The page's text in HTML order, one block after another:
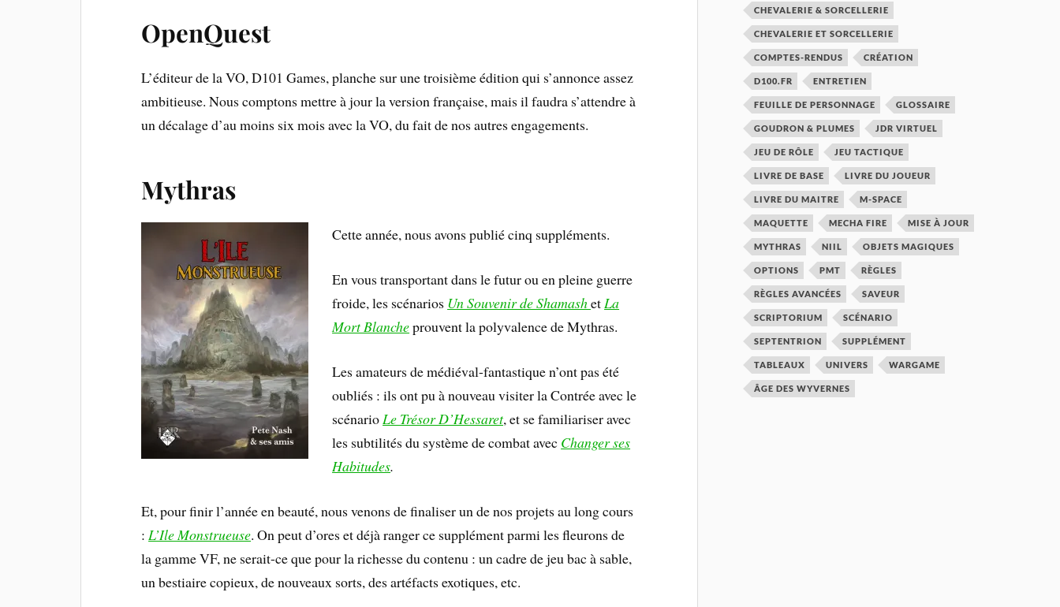
OpenQuest
L’éditeur de la VO, D101 Games, planche sur une troisième édition qui s’annonce assez
ambitieuse. Nous comptons mettre à jour la version française, mais il faudra s’attendre à
un décalage d’au moins six mois avec la VO, du fait de nos autres engagements.
Mythras
Cette année, nous avons publié cinq suppléments.
En vous transportant dans le futur ou en pleine guerre
froide, les scénarios Un Souvenir de ShamashetLa
Mort Blancheprouvent la polyvalence de Mythras.
Les amateurs de médiéval-fantastique n’ont pas été
oubliés : ils ont pu à nouveau visiter la Contrée avec le
scénarioLe Trésor D’Hessaret, et se familiariser avec
les subtilités du système de combat avec Changer ses
Habitudes.
Et, pour finir l’année en beauté, nous venons de finaliser un de nos projets au long cours
: L’Ile Monstrueuse. On peut d’ores et déjà ranger ce supplément parmi les fleurons de
la gamme VF, ne serait-ce que pour la richesse du contenu : un cadre de jeu bac à sable,
un bestiaire copieux, de nouveaux sorts, des artéfacts exotiques, etc.
CHEVALERIE & SORCELLERIE
CHEVALERIE ET SORCELLERIE
COMPTES-RENDUS CRÉATION
D100.FR ENTRETIEN
FEUILLE DE PERSONNAGE GLOSSAIRE
GOUDRON & PLUMES JDR VIRTUEL
JEU DE RÔLE JEU TACTIQUE
LIVRE DE BASE LIVRE DU JOUEUR
LIVRE DU MAITRE M-SPACE
MAQUETTE MECHA FIRE MISE À JOUR
MYTHRAS NIIL OBJETS MAGIQUES
OPTIONS PMT RÈGLES
RÈGLES AVANCÉES SAVEUR
SCRIPTORIUM SCÉNARIO
SEPTENTRION SUPPLÉMENT
TABLEAUX UNIVERS WARGAME
ÂGE DES WYVERNES